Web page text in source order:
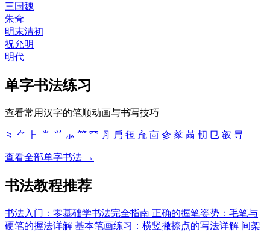
三国魏
朱耷
明末清初
祝允明
明代
单字书法练习
查看常用汉字的笔顺动画与书写技巧
⺀ ⺈ ⺊ ⺌ ⺍ ⺗ ⺮ ⺳ ⺼ 㐆 㐌 㐬 㐭 㐱 㒸 㒼 㓞 㔾 㕡 㝵
查看全部单字书法 →
书法教程推荐
书法入门：零基础学书法完全指南 正确的握笔姿势：毛笔与
硬笔的握法详解 基本笔画练习：横竖撇捺点的写法详解 间架